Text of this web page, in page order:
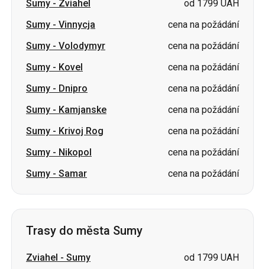
Sumy - Zviahel
od 1799 UAH
Sumy - Vinnycja
cena na požádání
Sumy - Volodymyr
cena na požádání
Sumy - Kovel
cena na požádání
Sumy - Dnipro
cena na požádání
Sumy - Kamjanske
cena na požádání
Sumy - Krivoj Rog
cena na požádání
Sumy - Nikopol
cena na požádání
Sumy - Samar cena na požádání
Trasy do města Sumy
Zviahel - Sumy
od 1799 UAH